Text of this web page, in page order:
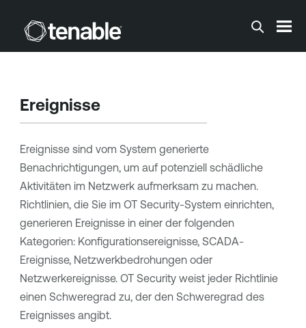
Zum Hauptinhalt springen
Ereignisse
Ereignisse sind vom System generierte
Benachrichtigungen, um auf potenziell schädliche
Aktivitäten im Netzwerk aufmerksam zu machen.
Richtlinien, die Sie im OT Security-System einrichten,
generieren Ereignisse in einer der folgenden
Kategorien: Konfigurationsereignisse, SCADA-
Ereignisse, Netzwerkbedrohungen oder
Netzwerkereignisse. OT Securityweist jeder Richtlinie
einen Schweregrad zu, der den Schweregrad des
Ereignisses angibt.